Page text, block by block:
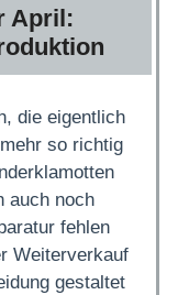
April:
die eigentlich
so richtig
auch noch
fehlen
Weiterverkauf
gestaltet